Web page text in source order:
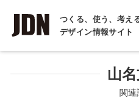
つくる、使う、考え
デザイン情報サイト
INTERVIEW
インタビュー
山
関連